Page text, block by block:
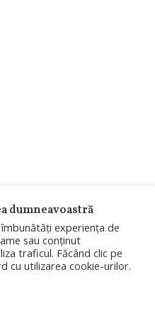
dumneavoastră
experiența de
sau conținut
traficul. Făcând clic pe
cu utilizarea cookie-urilor.